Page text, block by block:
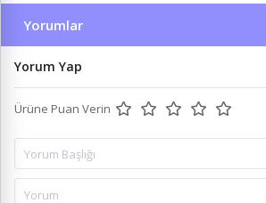
Yorumlar
Yorum Yap
Ürüne Puan Verin